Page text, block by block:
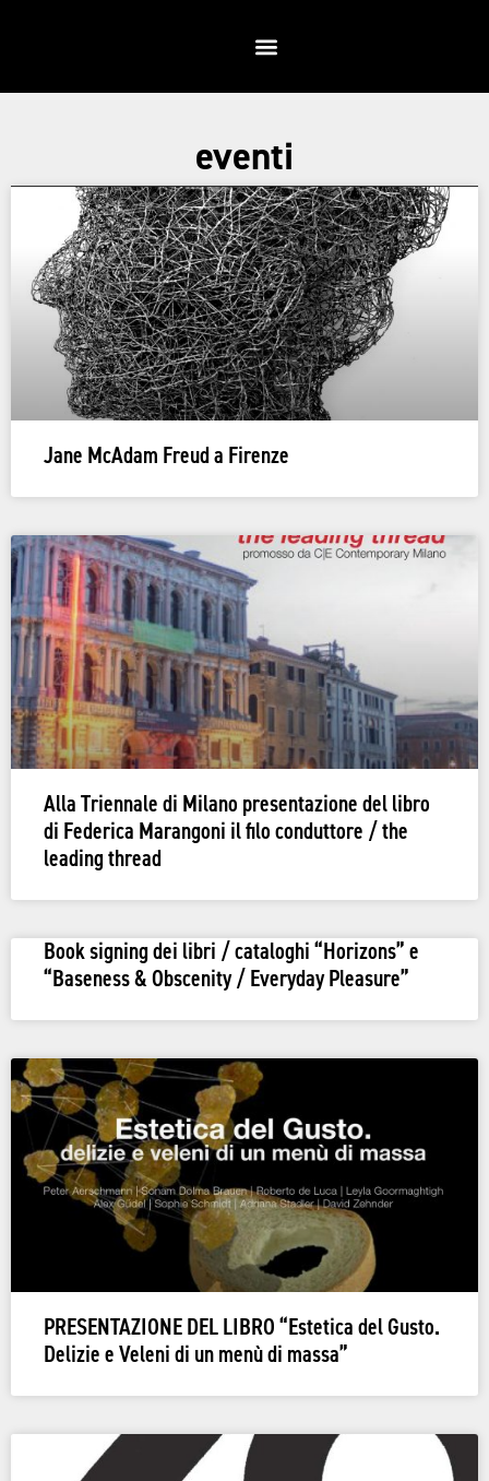
eventi
Jane McAdam Freud a Firenze
Alla Triennale di Milano presentazione del libro
di Federica Marangoni il filo conduttore / the
leading thread
Book signing dei libri / cataloghi “Horizons” e
“Baseness & Obscenity / Everyday Pleasure”
PRESENTAZIONE DEL LIBRO “Estetica del Gusto.
Delizie e Veleni di un menù di massa”